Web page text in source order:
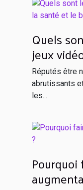
Quels
jeux
bien-être
Réputés être
abrutissants
les...